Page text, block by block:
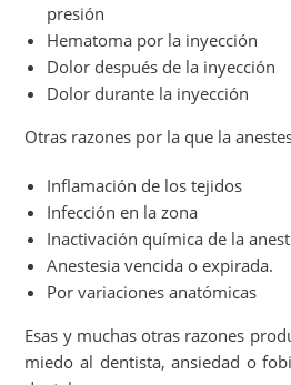
presión
Hematoma por la inyección
Dolor después de la inyección
Dolor durante la inyección
Otras razones por la que la
Inflamación de los tejidos
Infección en la zona
Inactivación química de la
Anestesia vencida o expirada.
Por variaciones anatómicas
Esas y muchas otras razones
miedo al dentista, ansiedad o